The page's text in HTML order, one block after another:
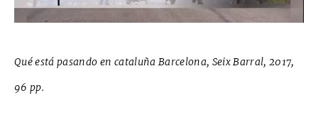
Qué está pasando en cataluña Barcelona, Seix Barral, 2017,
96 pp.